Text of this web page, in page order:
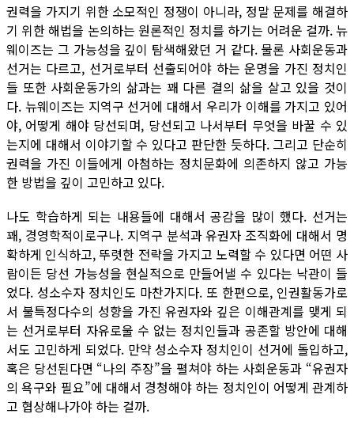
권력을 가지기 위한 소모적인 정쟁이 아니라, 정말 문제를 해결하
기 위한 해법을 논의하는 원론적인 정치를 하기는 어려운 걸까. 뉴
웨이즈는 그 가능성을 깊이 탐색해왔던 거 같다. 물론 사회운동과
선거는 다르고, 선거로부터 선출되어야 하는 운명을 가진 정치인
들 또한 사회운동가의 삶과는 꽤 다른 결의 삶을 살고 있을 것이
다. 뉴웨이즈는 지역구 선거에 대해서 우리가 이해를 가지고 있어
야, 어떻게 해야 당선되며, 당선되고 나서부터 무엇을 바꿀 수 있
는지에 대해서 이야기할 수 있다고 판단한 듯하다. 그리고 단순히
권력을 가진 이들에게 아첨하는 정치문화에 의존하지 않고 가능
한 방법을 깊이 고민하고 있다.
나도 학습하게 되는 내용들에 대해서 공감을 많이 했다. 선거는
꽤, 경영학적이로구나. 지역구 분석과 유권자 조직화에 대해서 명
확하게 인식하고, 뚜렷한 전략을 가지고 노력할 수 있다면 어떤 사
람이든 당선 가능성을 현실적으로 만들어낼 수 있다는 낙관이 들
었다. 성소수자 정치인도 마찬가지다. 또 한편으로, 인권활동가로
서 불특정다수의 성향을 가진 유권자와 깊은 이해관계를 맺게 되
는 선거로부터 자유로울 수 없는 정치인들과 공존할 방안에 대해
서도 고민하게 되었다. 만약 성소수자 정치인이 선거에 돌입하고,
혹은 당선된다면 “나의 주장”을 펼쳐야 하는 사회운동과 “유권자
의 욕구와 필요”에 대해서 경청해야 하는 정치인이 어떻게 관계하
고 협상해나가야 하는 걸까.